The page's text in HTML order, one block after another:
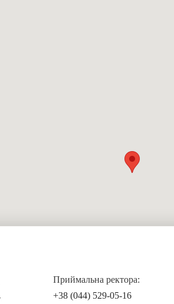
Приймальна ректора:
+38 (044) 529-05-16